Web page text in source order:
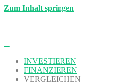
Zum Inhalt springen
INVESTIEREN
FINANZIEREN
VERGLEICHEN